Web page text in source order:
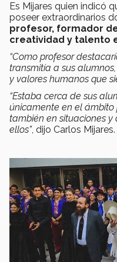
Es Mijares quien indicó
poseer extraordinarios
profesor, formador
creatividad y talento
“Como profesor
transmitía a sus
y valores humanos que
“Estaba cerca de sus
únicamente en el ámbito
también en situaciones
ellos”, dijo Carlos Mijares.